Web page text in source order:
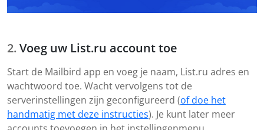
Voeg uw List.ru account toe
Start de Mailbird app en voeg je naam, List.ru adres en
wachtwoord toe. Wacht vervolgens tot de
serverinstellingen zijn geconfigureerd (of doe het
handmatig met deze instructies). Je kunt later meer